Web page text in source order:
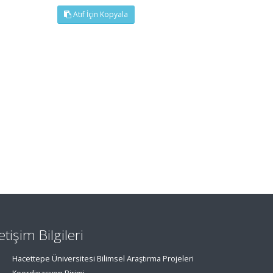
Atıf İçin Kopyala
Bilgileri
Hacettepe Üniversitesi Bilimsel Araştırma Projeleri